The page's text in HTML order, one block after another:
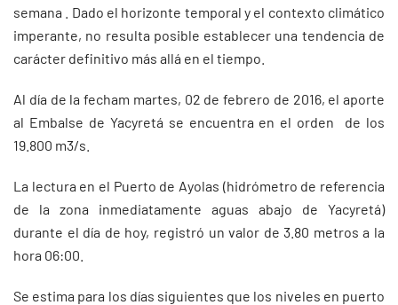
semana . Dado el horizonte temporal y el contexto climático
imperante, no resulta posible establecer una tendencia de
carácter definitivo más allá en el tiempo.
Al día de la fecham martes, 02 de febrero de 2016, el aporte
al Embalse de Yacyretá se encuentra en el orden de los
19.800 m3/s.
La lectura en el Puerto de Ayolas (hidrómetro de referencia
de la zona inmediatamente aguas abajo de Yacyretá)
durante el día de hoy, registró un valor de 3.80 metros a la
hora 06:00.
Se estima para los días siguientes que los niveles en puerto